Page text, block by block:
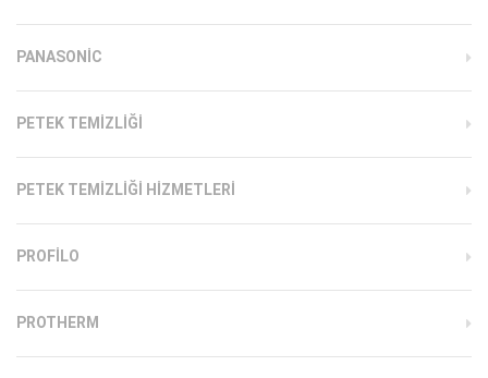
PANASONIC
PETEK TEMIZLIĞI
PETEK TEMIZLIĞI HIZMETLERI
PROFILO
PROTHERM